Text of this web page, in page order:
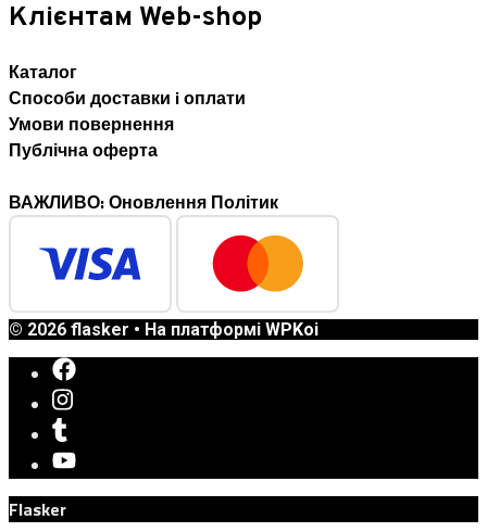
Клієнтам Web-shop
Каталог
Способи доставки i оплати
Умови повернення
Публічна оферта
ВАЖЛИВО: Оновлення Політик
© 2026 flasker • На платформі WPKoi
Flasker